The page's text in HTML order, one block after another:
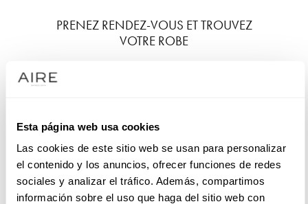
Esta página web usa cookies
Las cookies de este sitio web se usan para personalizar
el contenido y los anuncios, ofrecer funciones de redes
sociales y analizar el tráfico. Además, compartimos
información sobre el uso que haga del sitio web con
PRENEZ RENDEZ-VOUS ET TROUVEZ
VOTRE ROBE